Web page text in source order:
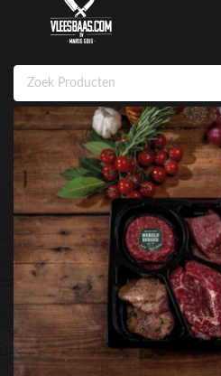
ASSORTIMENT
AANBIEDINGEN
RECEPTEN
KLANTENSERVICE
INLOGGEN